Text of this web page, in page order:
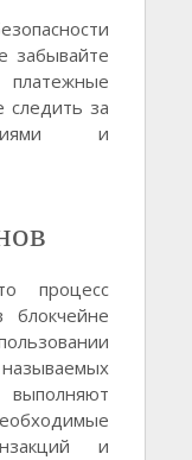
забывайте
следить за
и
процесс
и